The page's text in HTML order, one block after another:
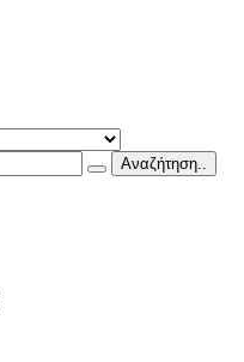
Αναζήτηση..